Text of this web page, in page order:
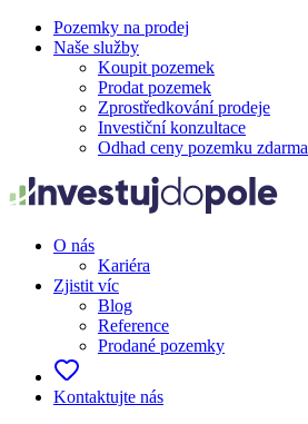
Pozemky na prodej
Naše služby
Koupit pozemek
Prodat pozemek
Zprostředkování prodeje
Investiční konzultace
Odhad ceny pozemku zdarma
O nás
Kariéra
Zjistit víc
Blog
Reference
Prodané pozemky
Kontaktujte nás